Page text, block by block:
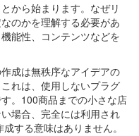
から始まります。なぜリ
のかを理解する必要があ
能性、コンテンツなどを
成は無秩序なアイデアの
れは、使用しないプラグ
。100商品までの小さな店
場合、完全には利用され
する意味はありません。